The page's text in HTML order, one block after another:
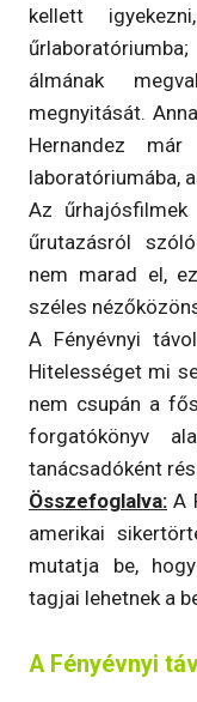
kellett
álmának
megnyitását.
Hernandez
laboratóriumába,
Az
űrutazásról
nem marad el,
széles
A Fényévnyi
Hitelességet mi
nem csupán a
forgatókönyv
tanácsadóként
Összefoglalva: A
amerikai
mutatja be,
tagjai lehetnek a
A Fényévnyi